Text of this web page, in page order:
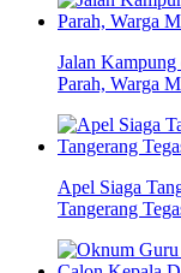
Jalan
Parah, Warga
Apel Siaga
Tangerang